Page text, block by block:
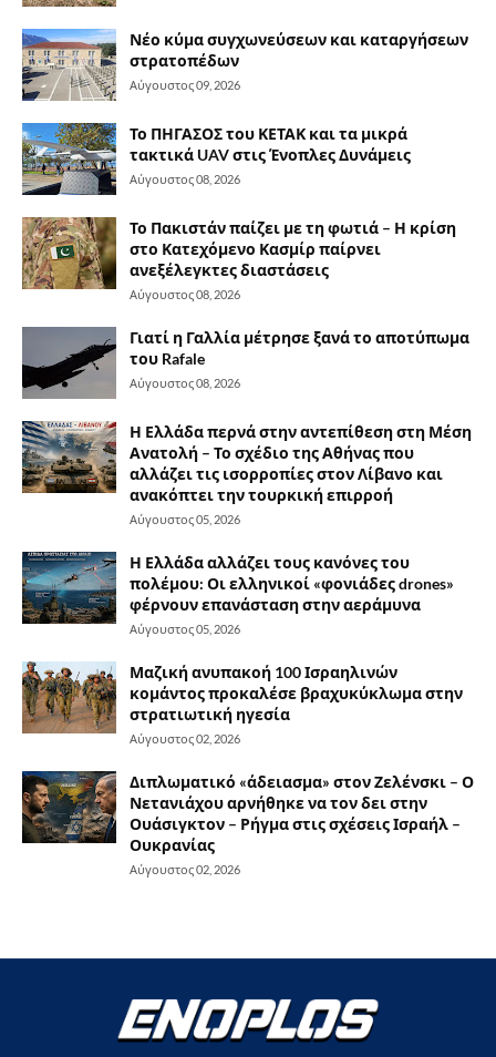
Νέο κύμα συγχωνεύσεων και καταργήσεων
στρατοπέδων
Αύγουστος 09, 2026
Το ΠΗΓΑΣΟΣ του ΚΕΤΑΚ και τα μικρά
τακτικά UAV στις Ένοπλες Δυνάμεις
Αύγουστος 08, 2026
Το Πακιστάν παίζει με τη φωτιά – Η κρίση
στο Κατεχόμενο Κασμίρ παίρνει
ανεξέλεγκτες διαστάσεις
Αύγουστος 08, 2026
Γιατί η Γαλλία μέτρησε ξανά το αποτύπωμα
του Rafale
Αύγουστος 08, 2026
Η Ελλάδα περνά στην αντεπίθεση στη Μέση
Ανατολή – Το σχέδιο της Αθήνας που
αλλάζει τις ισορροπίες στον Λίβανο και
ανακόπτει την τουρκική επιρροή
Αύγουστος 05, 2026
Η Ελλάδα αλλάζει τους κανόνες του
πολέμου: Οι ελληνικοί «φονιάδες drones»
φέρνουν επανάσταση στην αεράμυνα
Αύγουστος 05, 2026
Μαζική ανυπακοή 100 Ισραηλινών
κομάντος προκαλέσε βραχυκύκλωμα στην
στρατιωτική ηγεσία
Αύγουστος 02, 2026
Διπλωματικό «άδειασμα» στον Ζελένσκι – Ο
Νετανιάχου αρνήθηκε να τον δει στην
Ουάσιγκτον – Ρήγμα στις σχέσεις Ισραήλ –
Ουκρανίας
Αύγουστος 02, 2026